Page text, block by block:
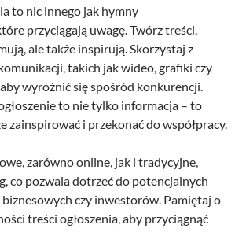
to nic innego jak hymny
przyciągają uwagę. Twórz treści,
ale także inspirują. Skorzystaj z
takich jak wideo, grafiki czy
wyróżnić się spośród konkurencji.
to nie tylko informacja – to
zainspirować i przekonać do współpracy.
zarówno online, jak i tradycyjne,
co pozwala dotrzeć do potencjalnych
czy inwestorów. Pamiętaj o
treści ogłoszenia, aby przyciągnąć